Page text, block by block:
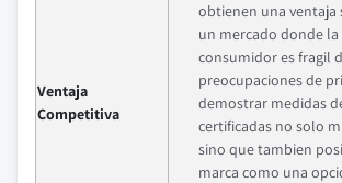
Ventaja
Competitiva
obtienen una ventaja
un mercado donde
consumidor es fragil
preocupaciones de
demostrar medidas
certificadas no solo
sino que tambien
marca como una